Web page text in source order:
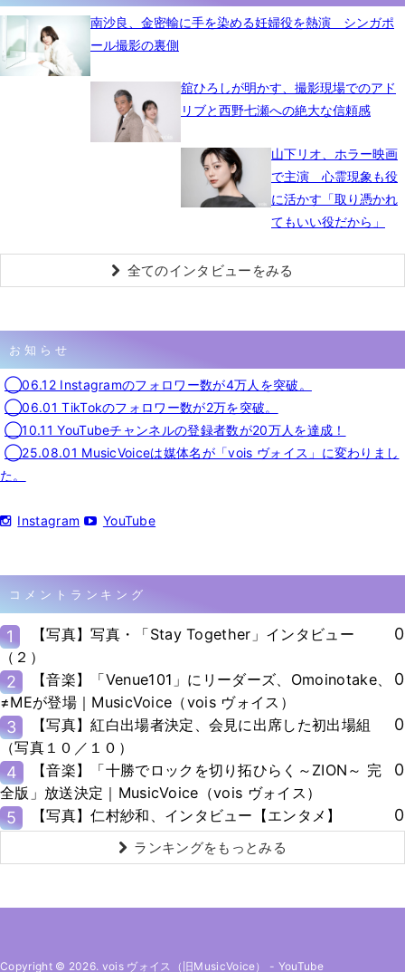
南沙良、金密輸に手を染める妊婦役を熱演 シンガポ
ール撮影の裏側
舘ひろしが明かす、撮影現場でのアド
リブと西野七瀬への絶大な信頼感
山下リオ、ホラー映画
で主演 心霊現象も役
に活かす「取り憑かれ
てもいい役だから」
全てのインタビューをみる
お知らせ
◯06.12 Instagramのフォロワー数が4万人を突破。
◯06.01 TikTokのフォロワー数が2万を突破。
◯10.11 YouTubeチャンネルの登録者数が20万人を達成！
◯25.08.01 MusicVoiceは媒体名が「vois ヴォイス」に変わりまし
た。
Instagram YouTube
コメントランキング
1
【写真】写真・「Stay Together」インタビュー
（２）
0
2
【音楽】「Venue101」にリーダーズ、Omoinotake、
≠MEが登場｜MusicVoice（vois ヴォイス）
0
3
【写真】紅白出場者決定、会見に出席した初出場組
（写真１０／１０）
0
4
【音楽】「十勝でロックを切り拓ひらく～ZION～ 完
全版」放送決定｜MusicVoice（vois ヴォイス）
0
5 【写真】仁村紗和、インタビュー【エンタメ】 0
ランキングをもっとみる
Copyright © 2026. vois ヴォイス（旧MusicVoice） - YouTube